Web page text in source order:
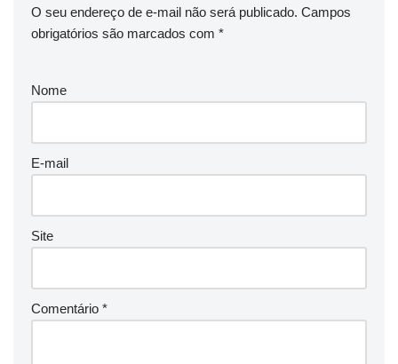
O seu endereço de e-mail não será publicado. Campos
obrigatórios são marcados com *
Nome
E-mail
Site
Comentário *